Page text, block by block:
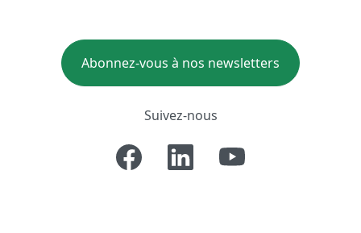
Abonnez-vous à nos newsletters
Suivez-nous